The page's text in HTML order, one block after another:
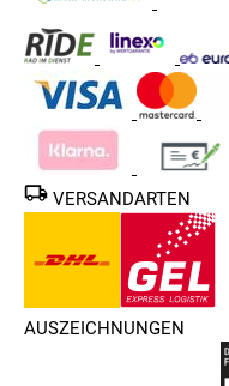
VERSANDARTEN
AUSZEICHNUNGEN